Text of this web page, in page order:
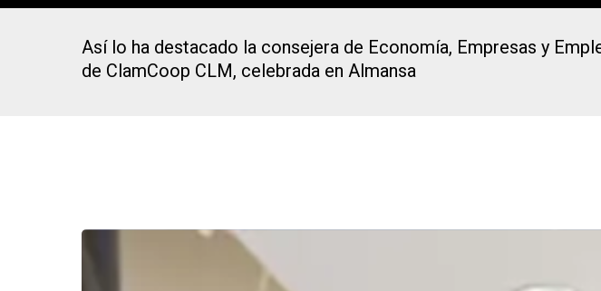
Presiona Intro para buscar o ESC para cerrar
Así lo ha destacado la consejera de Economía, Empresas y
de ClamCoop CLM, celebrada en Almansa